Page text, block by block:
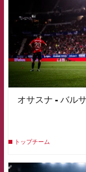
オサスナ - バル
トップチーム